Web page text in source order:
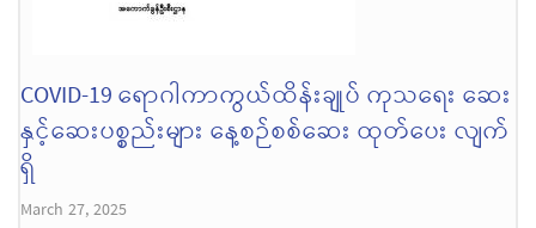
COVID-19 ရောဂါကာကွယ်ထိန်းချုပ် ကုသရေး ဆေး
နှင့်ဆေးပစ္စည်းများ နေ့စဉ်စစ်ဆေး ထုတ်ပေး လျက်
ရှိ
March 27, 2025